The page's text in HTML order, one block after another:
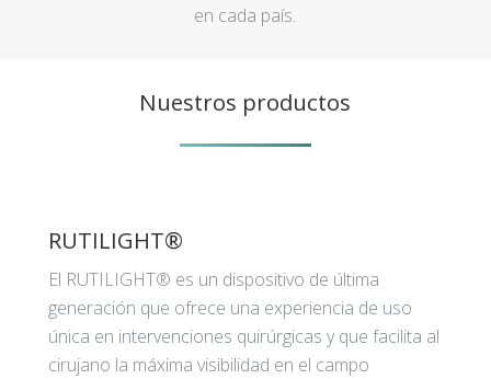
en cada país.
Nuestros productos
RUTILIGHT®
El RUTILIGHT® es un dispositivo de última
generación que ofrece una experiencia de uso
única en intervenciones quirúrgicas y que facilita al
cirujano la máxima visibilidad en el campo